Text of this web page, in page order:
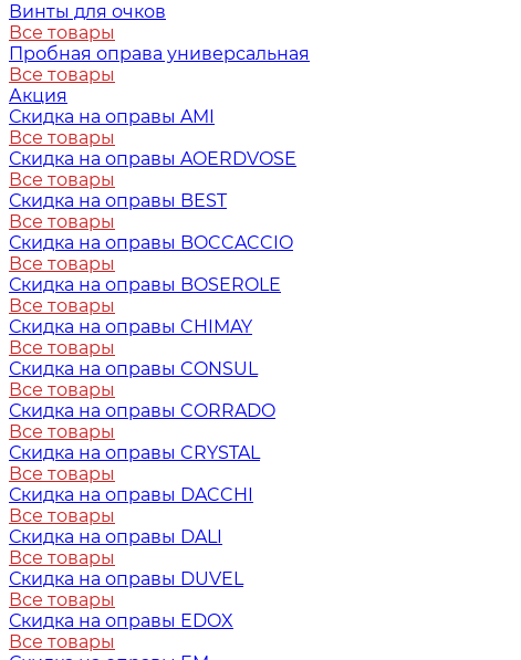
Винты для очков
Все товары
Пробная оправа универсальная
Все товары
Акция
Скидка на оправы AMI
Все товары
Скидка на оправы AOERDVOSE
Все товары
Скидка на оправы BEST
Все товары
Скидка на оправы BOCCACCIO
Все товары
Скидка на оправы BOSEROLE
Все товары
Скидка на оправы CHIMAY
Все товары
Скидка на оправы CONSUL
Все товары
Скидка на оправы CORRADO
Все товары
Скидка на оправы CRYSTAL
Все товары
Скидка на оправы DACCHI
Все товары
Скидка на оправы DALI
Все товары
Скидка на оправы DUVEL
Все товары
Скидка на оправы EDOX
Все товары